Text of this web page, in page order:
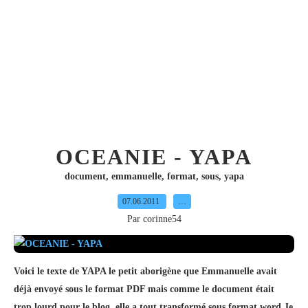
OCEANIE - YAPA
document, emmanuelle, format, sous, yapa
07.06.2011 …
Par corinne54
Voici le texte de YAPA le petit aborigène que Emmanuelle avait
déjà envoyé sous le format PDF mais comme le document était